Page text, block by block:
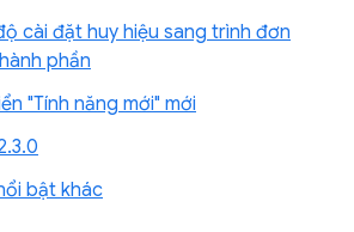
cài đặt huy hiệu sang trình đơn
phần
"Tính năng mới" mới
bật khác